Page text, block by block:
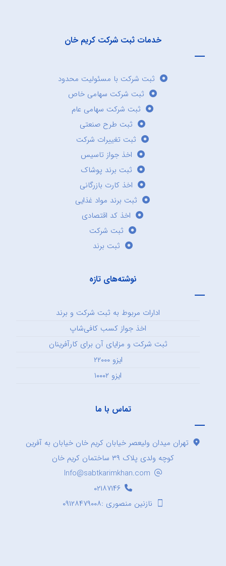
خدمات ثبت شرکت کریم خان
ثبت شرکت با مسئولیت محدود
ثبت شرکت سهامی خاص
ثبت شرکت سهامی عام
ثبت طرح صنعتی
ثبت تغییرات شرکت
اخذ جواز تاسیس
ثبت برند پوشاک
اخذ کارت بازرگانی
ثبت برند مواد غذایی
اخذ کد اقتصادی
ثبت شرکت
ثبت برند
نوشته‌های تازه
ادارات مربوط به ثبت شرکت و برند
اخذ جواز کسب کافی‌شاپ
ثبت شرکت و مزایای آن برای کارآفرینان
ایزو ۲۲۰۰۰
ایزو ۱۰۰۰۲
تماس با ما
تهران میدان ولیعصر خیابان کریم خان خیابان به آفرین
کوچه ولدی پلاک ۳۹ ساختمان کریم خان
Info@sabtkarimkhan.com
۰۲۱۸۷۱۴۶
نازنین منصوری :۰۹۱۲۸۴۷۹۰۰۸